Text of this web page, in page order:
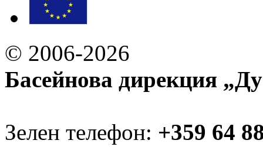
© 2006-2026
Басейнова дирекция
Зелен телефон: +359 64